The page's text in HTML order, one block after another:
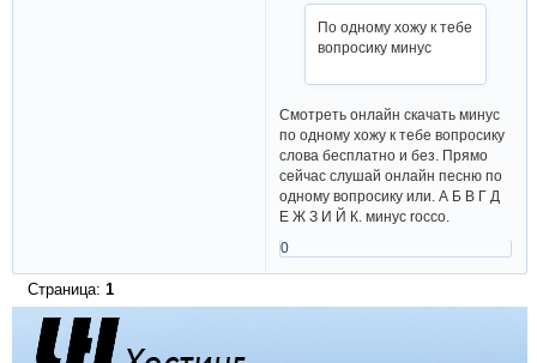
По одному хожу к тебе
вопросику минус
Смотреть онлайн скачать минус
по одному хожу к тебе вопросику
слова бесплатно и без. Прямо
сейчас слушай онлайн песню по
одному вопросику или. А Б В Г Д
Е Ж З И Й К. минус rocco.
0
Страница: 1